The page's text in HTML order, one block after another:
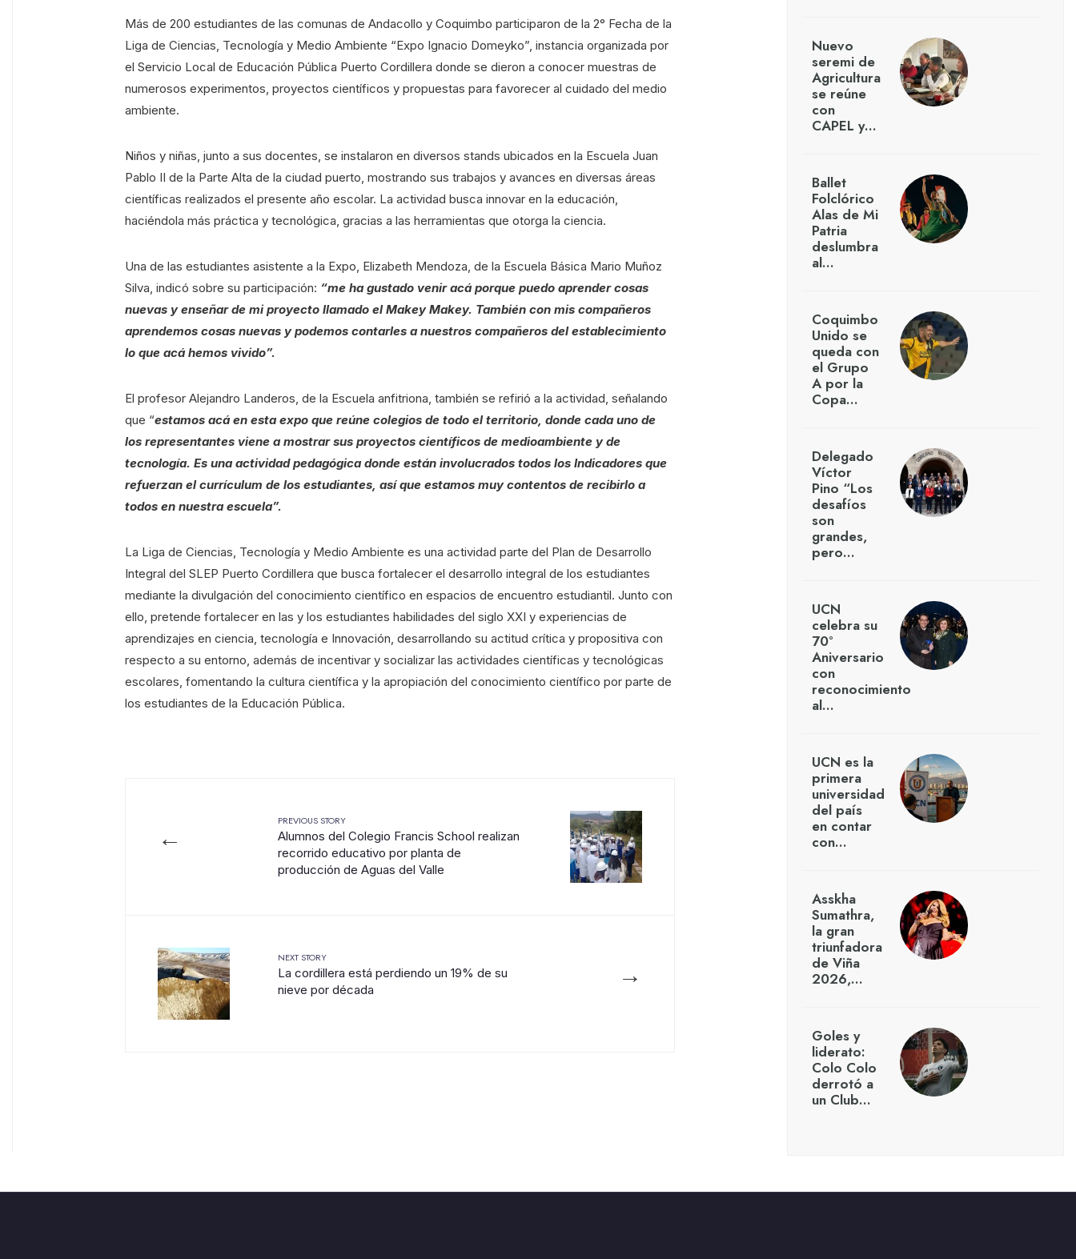
Más de 200 estudiantes de las comunas de Andacollo y Coquimbo participaron de la 2° Fecha de la
Liga de Ciencias, Tecnología y Medio Ambiente “Expo Ignacio Domeyko”, instancia organizada por
el Servicio Local de Educación Pública Puerto Cordillera donde se dieron a conocer muestras de
numerosos experimentos, proyectos científicos y propuestas para favorecer al cuidado del medio
ambiente.
Niños y niñas, junto a sus docentes, se instalaron en diversos stands ubicados en la Escuela Juan
Pablo II de la Parte Alta de la ciudad puerto, mostrando sus trabajos y avances en diversas áreas
científicas realizados el presente año escolar. La actividad busca innovar en la educación,
haciéndola más práctica y tecnológica, gracias a las herramientas que otorga la ciencia.
Una de las estudiantes asistente a la Expo, Elizabeth Mendoza, de la Escuela Básica Mario Muñoz
Silva, indicó sobre su participación: “me ha gustado venir acá porque puedo aprender cosas
nuevas y enseñar de mi proyecto llamado el Makey Makey. También con mis compañeros
aprendemos cosas nuevas y podemos contarles a nuestros compañeros del establecimiento
lo que acá hemos vivido”.
El profesor Alejandro Landeros, de la Escuela anfitriona, también se refirió a la actividad, señalando
que “estamos acá en esta expo que reúne colegios de todo el territorio, donde cada uno de
los representantes viene a mostrar sus proyectos científicos de medioambiente y de
tecnología. Es una actividad pedagógica donde están involucrados todos los Indicadores que
refuerzan el currículum de los estudiantes, así que estamos muy contentos de recibirlo a
todos en nuestra escuela”.
La Liga de Ciencias, Tecnología y Medio Ambiente es una actividad parte del Plan de Desarrollo
Integral del SLEP Puerto Cordillera que busca fortalecer el desarrollo integral de los estudiantes
mediante la divulgación del conocimiento científico en espacios de encuentro estudiantil. Junto con
ello, pretende fortalecer en las y los estudiantes habilidades del siglo XXI y experiencias de
aprendizajes en ciencia, tecnología e Innovación, desarrollando su actitud crítica y propositiva con
respecto a su entorno, además de incentivar y socializar las actividades científicas y tecnológicas
escolares, fomentando la cultura científica y la apropiación del conocimiento científico por parte de
los estudiantes de la Educación Pública.
←
PREVIOUS STORY
Alumnos del Colegio Francis School realizan
recorrido educativo por planta de
producción de Aguas del Valle
→
NEXT STORY
La cordillera está perdiendo un 19% de su
nieve por década
Nuevo
seremi de
Agricultura
se reúne
con
CAPEL y…
Ballet
Folclórico
Alas de Mi
Patria
deslumbra
al…
Coquimbo
Unido se
queda con
el Grupo
A por la
Copa…
Delegado
Víctor
Pino “Los
desafíos
son
grandes,
pero…
UCN
celebra su
70°
Aniversario
con
reconocimiento
al…
UCN es la
primera
universidad
del país
en contar
con…
Asskha
Sumathra,
la gran
triunfadora
de Viña
2026,…
Goles y
liderato:
Colo Colo
derrotó a
un Club…